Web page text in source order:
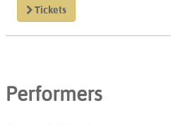
Tickets
Performers